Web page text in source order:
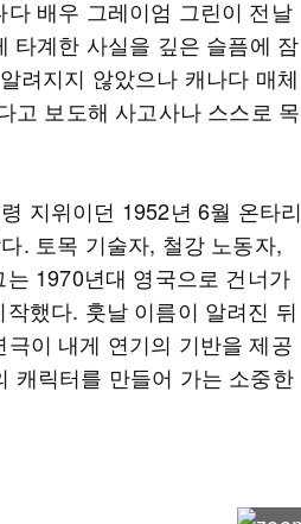
배우 그레이엄 그린이 전날
타계한 사실을 깊은 슬픔에 잠
려지지 않았으나 캐나다 매체
고 보도해 사고사나 스스로 목
지위이던 1952년 6월 온타리
. 토목 기술자, 철강 노동자,
1970년대 영국으로 건너가
했다. 훗날 이름이 알려진 뒤
이 내게 연기의 기반을 제공
캐릭터를 만들어 가는 소중한